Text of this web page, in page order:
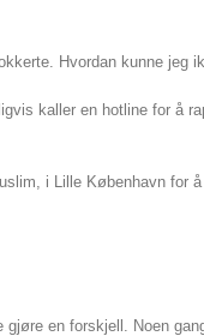
Hvordan kunne jeg
kaller en hotline for å
i Lille København for
en forskjell. Noen